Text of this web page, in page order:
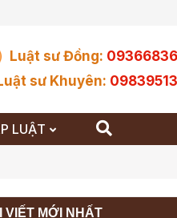
Luật sư Đồng:
sư Khuyên:
LUẬT
VIẾT MỚI NHẤT